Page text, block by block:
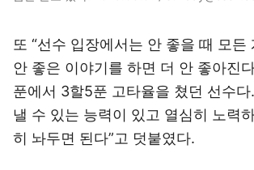
또 “선수 입장에서는 안 좋을 때 모든
안 좋은 이야기를 하면 더 안 좋아진
푼에서 3할5푼 고타율을 쳤던 선수다
낼 수 있는 능력이 있고 열심히 노력
히 놔두면 된다”고 덧붙였다.